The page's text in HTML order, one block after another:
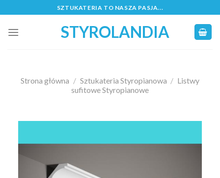
to
content
SZTUKATERIA TO NASZA PASJA...
STYROLANDIA
Strona główna / Sztukateria Styropianowa / Listwy
sufitowe Styropianowe